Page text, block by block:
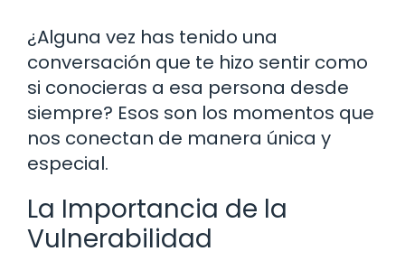
¿Alguna vez has tenido una
conversación que te hizo sentir como
si conocieras a esa persona desde
siempre? Esos son los momentos que
nos conectan de manera única y
especial.
La Importancia de la
Vulnerabilidad